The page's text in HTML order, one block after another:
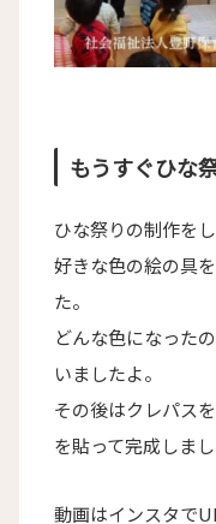
もうすぐひな
ひな祭りの制作をし
好きな色の絵の具
た。
どんな色になった
いましたよ。
その後はクレパス
を貼って完成しまし
動画はインスタで